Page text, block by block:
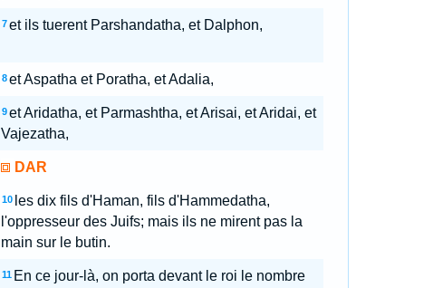
7 et ils tuerent Parshandatha, et Dalphon,
8 et Aspatha et Poratha, et Adalia,
9 et Aridatha, et Parmashtha, et Arisai, et Aridai, et
Vajezatha,
DAR
10 les dix fils d'Haman, fils d'Hammedatha,
l'oppresseur des Juifs; mais ils ne mirent pas la
main sur le butin.
11 En ce jour-là, on porta devant le roi le nombre